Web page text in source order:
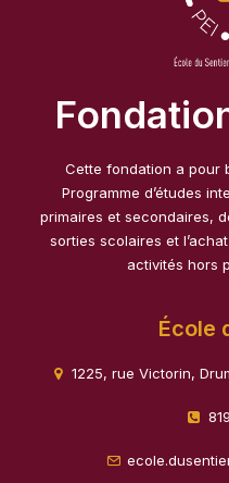
École
1225, rue Victorin,
Cette fondation a pour
Programme d’études
primaires et secondaires,
sorties scolaires et
activités hors